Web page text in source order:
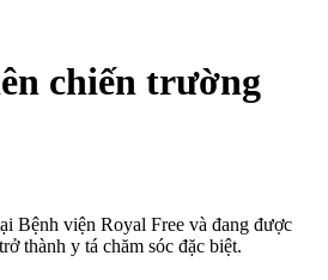
chiến trường
Bệnh viện Royal Free và đang được
thành y tá chăm sóc đặc biệt.